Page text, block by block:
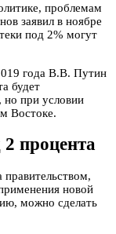
проблемам
заявил в ноябре
под 2% могут
года В.В. Путин
будет
но при условии
Востоке.
процента
новой
можно сделать